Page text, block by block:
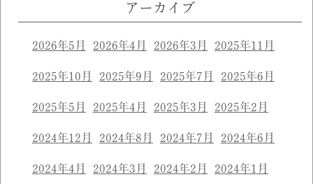
アーカイブ
2026年5月 2026年4月 2026年3月 2025年11月
2025年10月 2025年9月 2025年7月 2025年6月
2025年5月 2025年4月 2025年3月 2025年2月
2024年12月 2024年8月 2024年7月 2024年6月
2024年4月 2024年3月 2024年2月 2024年1月